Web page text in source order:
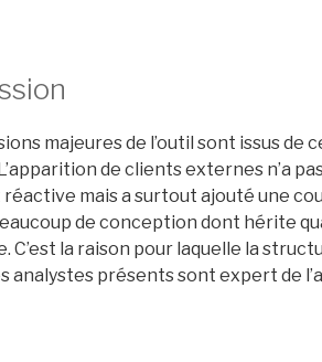
majeures de l’outil sont issus
de clients externes n’a
mais a surtout ajouté une
de conception dont hérite
C’est la raison pour laquelle la
analystes présents sont expert de